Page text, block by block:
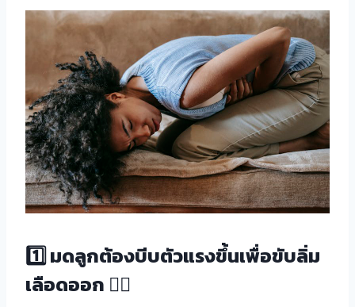
1️⃣ มดลูกต้องบีบตัวแรงขึ้นเพื่อขับลิ่ม
เลือดออก 🏋️‍♀️